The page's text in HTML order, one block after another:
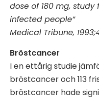
dose of 180 mg, study
infected people”
Medical Tribune,
Bröstcancer
I en ettårig studie
bröstcancer och 113
bröstcancer hade